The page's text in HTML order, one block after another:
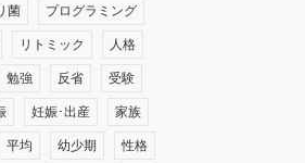
菌 プログラミング
リトミック 人格
勉強 反省 受験
妊娠･出産 家族
平均 幼少期 性格